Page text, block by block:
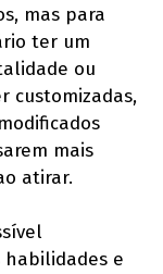
mas para
ter um
ou
customizadas,
mais
atirar.
habilidades e